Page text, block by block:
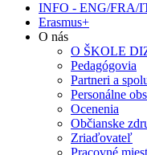
INFO - ENG/FRA/
Erasmus+
O nás
O ŠKOLE
Pedagógovia
Partneri a
Personálne
Ocenenia
Občianske
Zriaďovateľ
Pracovné